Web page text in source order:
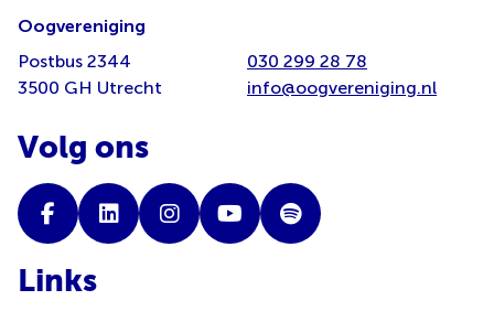
Oogvereniging
Postbus 2344
3500 GH Utrecht
030 299 28 78
info@oogvereniging.nl
Volg ons
Links